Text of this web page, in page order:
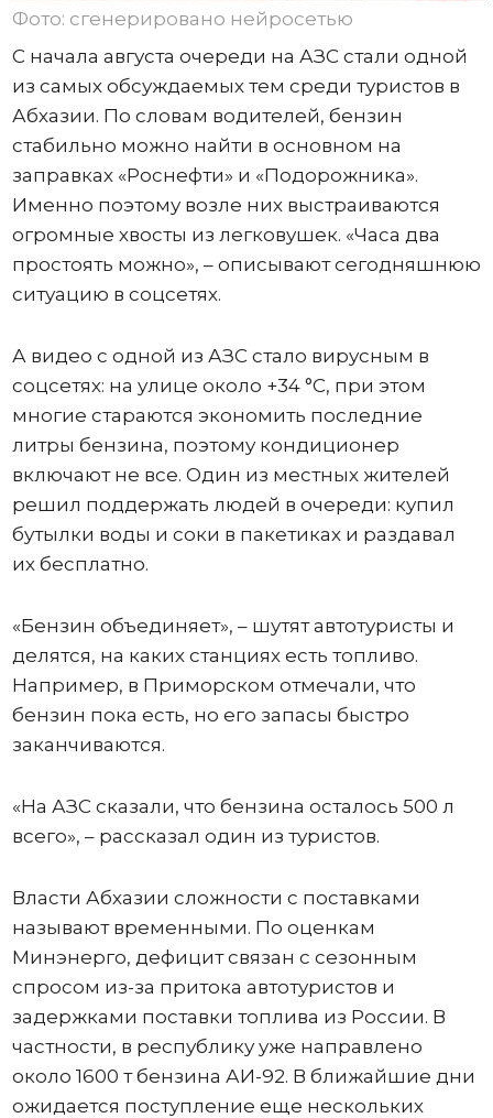
Фото: сгенерировано нейросетью
С начала августа очереди на АЗС стали одной
из самых обсуждаемых тем среди туристов в
Абхазии. По словам водителей, бензин
стабильно можно найти в основном на
заправках «Роснефти» и «Подорожника».
Именно поэтому возле них выстраиваются
огромные хвосты из легковушек. «Часа два
простоять можно», – описывают сегодняшнюю
ситуацию в соцсетях.
А видео с одной из АЗС стало вирусным в
соцсетях: на улице около +34 °C, при этом
многие стараются экономить последние
литры бензина, поэтому кондиционер
включают не все. Один из местных жителей
решил поддержать людей в очереди: купил
бутылки воды и соки в пакетиках и раздавал
их бесплатно.
«Бензин объединяет», – шутят автотуристы и
делятся, на каких станциях есть топливо.
Например, в Приморском отмечали, что
бензин пока есть, но его запасы быстро
заканчиваются.
«На АЗС сказали, что бензина осталось 500 л
всего», – рассказал один из туристов.
Власти Абхазии сложности с поставками
называют временными. По оценкам
Минэнерго, дефицит связан с сезонным
спросом из-за притока автотуристов и
задержками поставки топлива из России. В
частности, в республику уже направлено
около 1600 т бензина АИ-92. В ближайшие дни
ожидается поступление еще нескольких